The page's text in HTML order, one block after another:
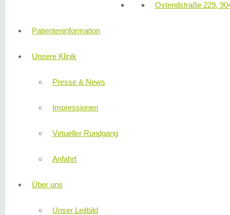
Ostendstraße 229,
Patienteninformation
Unsere Klinik
Presse & News
Impressionen
Virtueller Rundgang
Anfahrt
Über uns
Unser Leitbild